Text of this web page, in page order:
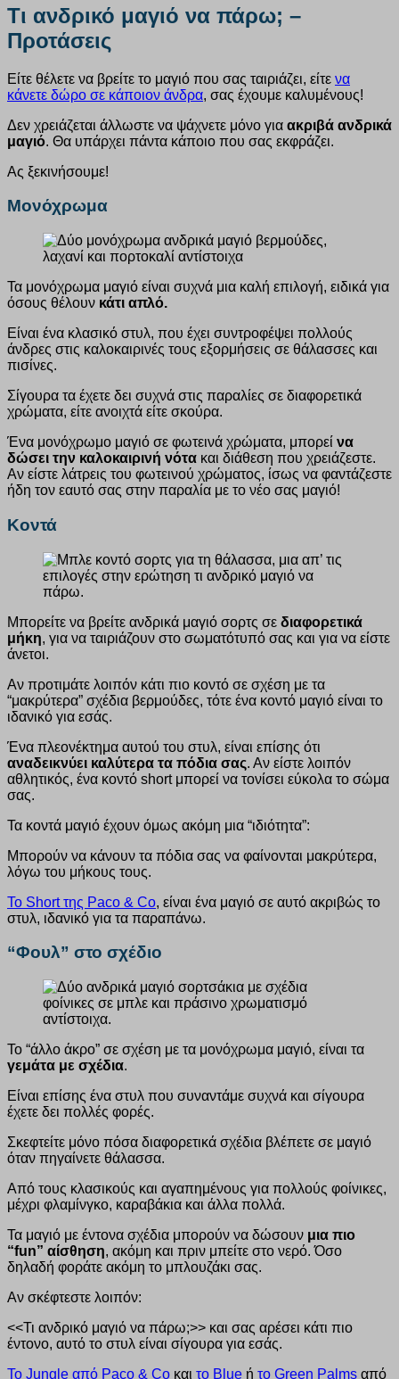
Τι ανδρικό μαγιό να πάρω; –
Προτάσεις
Είτε θέλετε να βρείτε το μαγιό που σας ταιριάζει, είτε να
κάνετε δώρο σε κάποιον άνδρα, σας έχουμε καλυμένους!
Δεν χρειάζεται άλλωστε να ψάχνετε μόνο για ακριβά ανδρικά
μαγιό. Θα υπάρχει πάντα κάποιο που σας εκφράζει.
Ας ξεκινήσουμε!
Μονόχρωμα
Τα μονόχρωμα μαγιό είναι συχνά μια καλή επιλογή, ειδικά για
όσους θέλουν κάτι απλό.
Είναι ένα κλασικό στυλ, που έχει συντροφέψει πολλούς
άνδρες στις καλοκαιρινές τους εξορμήσεις σε θάλασσες και
πισίνες.
Σίγουρα τα έχετε δει συχνά στις παραλίες σε διαφορετικά
χρώματα, είτε ανοιχτά είτε σκούρα.
Ένα μονόχρωμο μαγιό σε φωτεινά χρώματα, μπορεί να
δώσει την καλοκαιρινή νότα και διάθεση που χρειάζεστε.
Αν είστε λάτρεις του φωτεινού χρώματος, ίσως να φαντάζεστε
ήδη τον εαυτό σας στην παραλία με το νέο σας μαγιό!
Κοντά
Μπορείτε να βρείτε ανδρικά μαγιό σορτς σε διαφορετικά
μήκη, για να ταιριάζουν στο σωματότυπό σας και για να είστε
άνετοι.
Αν προτιμάτε λοιπόν κάτι πιο κοντό σε σχέση με τα
“μακρύτερα” σχέδια βερμούδες, τότε ένα κοντό μαγιό είναι το
ιδανικό για εσάς.
Ένα πλεονέκτημα αυτού του στυλ, είναι επίσης ότι
αναδεικνύει καλύτερα τα πόδια σας. Αν είστε λοιπόν
αθλητικός, ένα κοντό short μπορεί να τονίσει εύκολα το σώμα
σας.
Τα κοντά μαγιό έχουν όμως ακόμη μια “ιδιότητα”:
Μπορούν να κάνουν τα πόδια σας να φαίνονται μακρύτερα,
λόγω του μήκους τους.
Το Short της Paco & Co, είναι ένα μαγιό σε αυτό ακριβώς το
στυλ, ιδανικό για τα παραπάνω.
“Φουλ” στο σχέδιο
Το “άλλο άκρο” σε σχέση με τα μονόχρωμα μαγιό, είναι τα
γεμάτα με σχέδια.
Είναι επίσης ένα στυλ που συναντάμε συχνά και σίγουρα
έχετε δει πολλές φορές.
Σκεφτείτε μόνο πόσα διαφορετικά σχέδια βλέπετε σε μαγιό
όταν πηγαίνετε θάλασσα.
Από τους κλασικούς και αγαπημένους για πολλούς φοίνικες,
μέχρι φλαμίνγκο, καραβάκια και άλλα πολλά.
Τα μαγιό με έντονα σχέδια μπορούν να δώσουν μια πιο
“fun” αίσθηση, ακόμη και πριν μπείτε στο νερό. Όσο
δηλαδή φοράτε ακόμη το μπλουζάκι σας.
Αν σκέφτεστε λοιπόν:
<<Τι ανδρικό μαγιό να πάρω;>> και σας αρέσει κάτι πιο
έντονο, αυτό το στυλ είναι σίγουρα για εσάς.
Το Jungle από Paco & Co και το Blue ή το Green Palms από